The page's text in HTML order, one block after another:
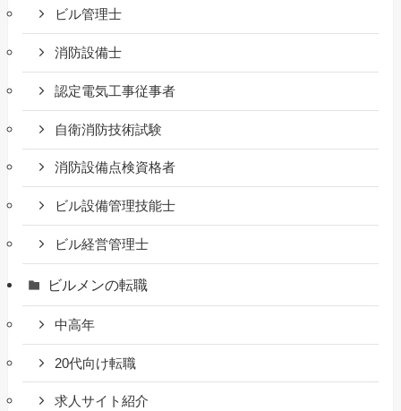
ビル管理士
消防設備士
認定電気工事従事者
自衛消防技術試験
消防設備点検資格者
ビル設備管理技能士
ビル経営管理士
ビルメンの転職
中高年
20代向け転職
求人サイト紹介